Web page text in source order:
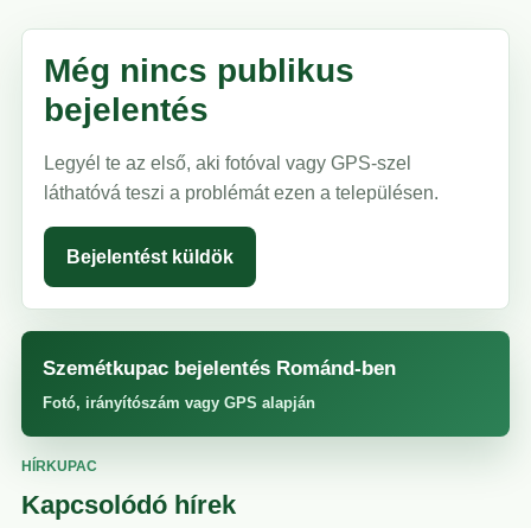
Még nincs publikus
bejelentés
Legyél te az első, aki fotóval vagy GPS-szel
láthatóvá teszi a problémát ezen a településen.
Bejelentést küldök
Szemétkupac bejelentés Románd-ben
Fotó, irányítószám vagy GPS alapján
HÍRKUPAC
Kapcsolódó hírek